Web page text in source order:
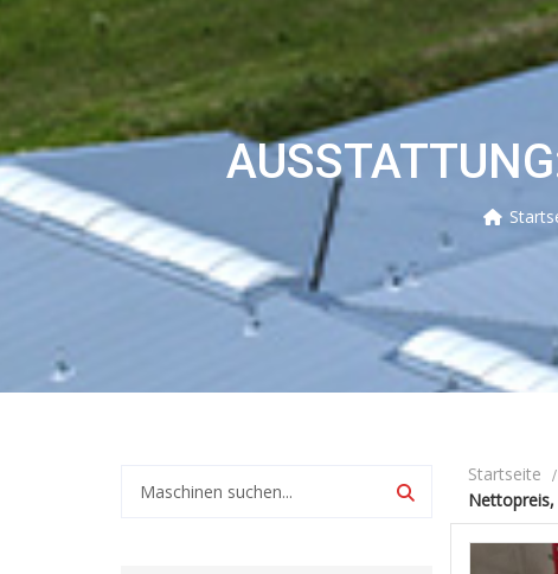
Startseite
Nettopreis,